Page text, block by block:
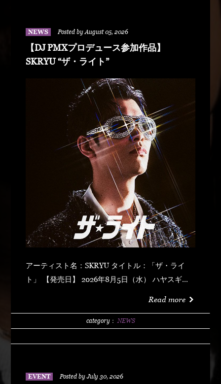
MANLEXKILLAHSHARKHEDMAO & MAGOODZ
NEWS Posted by August 05, 2026
【DJ PMXプロデュース参加作品】
SKRYU “ザ・ライト”
アーティスト名：SKRYU タイトル：「ザ・ライ
ト」 【発売日】 2026年8月5日（水） ハヤスギテ
リング (prod by DJ PMX) マッパ・ノ・オウサマ
Read more
category： NEWS
EVENT Posted by July 30, 2026